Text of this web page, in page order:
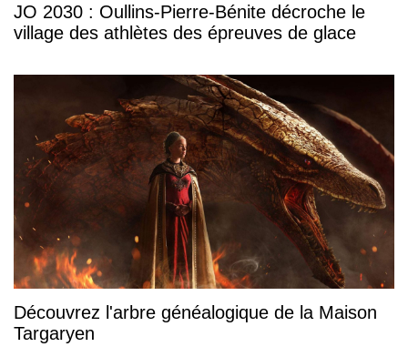
JO 2030 : Oullins-Pierre-Bénite décroche le
village des athlètes des épreuves de glace
Découvrez l'arbre généalogique de la Maison
Targaryen